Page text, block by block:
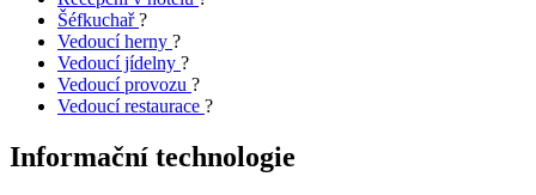
Šéfkuchař?
Vedoucí herny ?
Vedoucí jídelny ?
Vedoucí provozu ?
Vedoucí restaurace ?
Informační technologie